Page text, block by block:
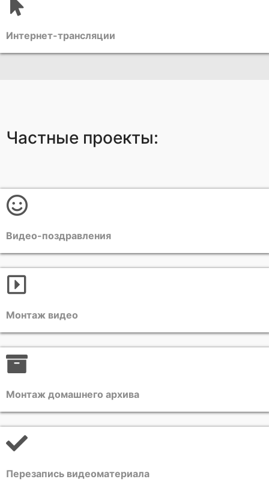
Интернет-трансляции
Частные проекты:
Видео-поздравления
Монтаж видео
Монтаж домашнего архива
Перезапись видеоматериала